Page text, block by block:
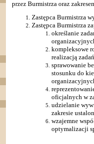
przez Burmistrza oraz
Zastępca Burmistrza
Zastępca Burmistrza
określanie
kompleksowe
realizacją
sprawowanie
stosunku do
oficjalnych w
udzielanie
zakresie
wzajemne
optymalizacji